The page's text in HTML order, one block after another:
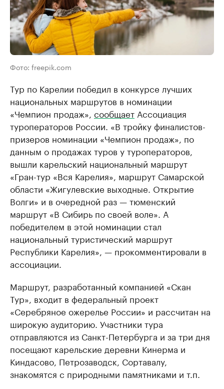
Фото: freepik.com
Тур по Карелии победил в конкурсе лучших
национальных маршрутов в номинации
«Чемпион продаж», сообщает Ассоциация
туроператоров России. «В тройку финалистов-
призеров номинации «Чемпион продаж», по
данным о продажах туров у туроператоров,
вышли карельский национальный маршрут
«Гран-тур «Вся Карелия», маршрут Самарской
области «Жигулевские выходные. Открытие
Волги» и в очередной раз — тюменский
маршрут «В Сибирь по своей воле». А
победителем в этой номинации стал
национальный туристический маршрут
Республики Карелия», — прокомментировали в
ассоциации.
Маршрут, разработанный компанией «Скан
Тур», входит в федеральный проект
«Серебряное ожерелье России» и рассчитан на
широкую аудиторию. Участники тура
отправляются из Санкт-Петербурга и за три дня
посещают карельские деревни Кинерма и
Киндасово, Петрозаводск, Сортавалу,
знакомятся с природными памятниками и т.п.